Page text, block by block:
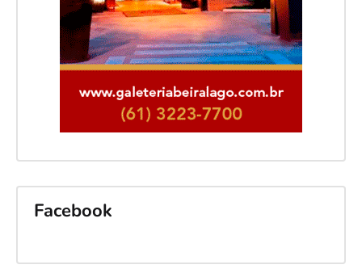
Facebook